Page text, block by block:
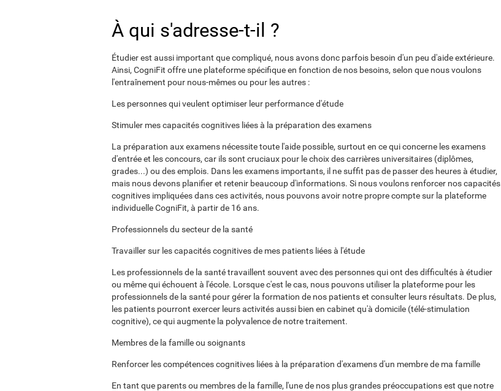
À qui s'adresse-t-il ?
Étudier est aussi important que compliqué, nous avons donc parfois besoin d'un peu d'aide extérieure.
Ainsi, CogniFit offre une plateforme spécifique en fonction de nos besoins, selon que nous voulons
l'entraînement pour nous-mêmes ou pour les autres :
Les personnes qui veulent optimiser leur performance d'étude
Stimuler mes capacités cognitives liées à la préparation des examens
La préparation aux examens nécessite toute l'aide possible, surtout en ce qui concerne les examens
d'entrée et les concours, car ils sont cruciaux pour le choix des carrières universitaires (diplômes,
grades...) ou des emplois. Dans les examens importants, il ne suffit pas de passer des heures à étudier,
mais nous devons planifier et retenir beaucoup d'informations. Si nous voulons renforcer nos capacités
cognitives impliquées dans ces activités, nous pouvons avoir notre propre compte sur la plateforme
individuelle CogniFit, à partir de 16 ans.
Professionnels du secteur de la santé
Travailler sur les capacités cognitives de mes patients liées à l'étude
Les professionnels de la santé travaillent souvent avec des personnes qui ont des difficultés à étudier
ou même qui échouent à l'école. Lorsque c'est le cas, nous pouvons utiliser la plateforme pour les
professionnels de la santé pour gérer la formation de nos patients et consulter leurs résultats. De plus,
les patients pourront exercer leurs activités aussi bien en cabinet qu'à domicile (télé-stimulation
cognitive), ce qui augmente la polyvalence de notre traitement.
Membres de la famille ou soignants
Renforcer les compétences cognitives liées à la préparation d'examens d'un membre de ma famille
En tant que parents ou membres de la famille, l'une de nos plus grandes préoccupations est que notre